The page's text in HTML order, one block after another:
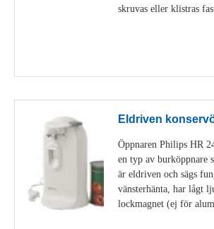
skruvas eller klistras
Eldriven
Öppnaren Philips HR
en typ av burköppnare
är eldriven och sägs
vänsterhänta, har lågt
lockmagnet (ej för